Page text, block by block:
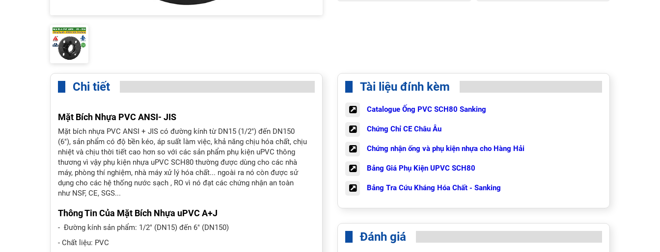
Chi tiết
Mặt Bích Nhựa PVC ANSI- JIS
Mặt bích nhựa PVC ANSI + JIS có đường kính từ DN15 (1/2") đến DN150
(6"), sản phẩm có độ bền kéo, áp suất làm việc, khả năng chịu hóa chất, chịu
nhiệt và chịu thời tiết cao hơn so với các sản phẩm phụ kiện uPVC thông
thương vì vậy phụ kiện nhựa uPVC SCH80 thường được dùng cho các nhà
máy, phòng thí nghiệm, nhà máy xử lý hóa chất... ngoài ra nó còn được sử
dụng cho các hệ thống nước sạch , RO vì nó đạt các chứng nhận an toàn
như NSF, CE, SGS...
Thông Tin Của Mặt Bích Nhựa uPVC A+J
- Đường kính sản phẩm: 1/2" (DN15) đến 6" (DN150)
- Chất liệu: PVC
Tài liệu đính kèm
Catalogue Ống PVC SCH80 Sanking
Chứng Chỉ CE Châu Âu
Chứng nhận ống và phụ kiện nhựa cho Hàng Hải
Bảng Giá Phụ Kiện UPVC SCH80
Bảng Tra Cứu Kháng Hóa Chất - Sanking
Đánh giá